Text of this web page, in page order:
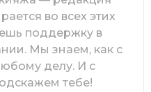
во всех этих
поддержку в
Мы знаем, как с
делу. И с
тебе!